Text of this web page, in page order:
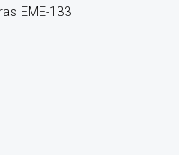
EME-133